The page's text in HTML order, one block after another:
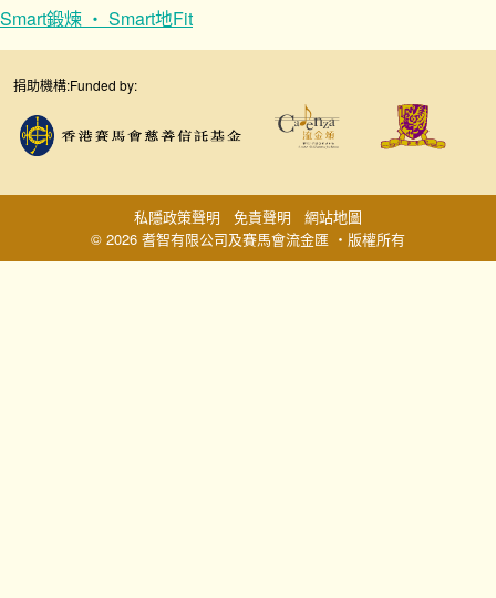
Smart鍛煉 ‧ Smart地Fit
捐助機構:Funded by:
© 2026 耆智有限公司及賽馬會流金匯 ‧版權所有
私隱政策聲明 免責聲明 網站地圖